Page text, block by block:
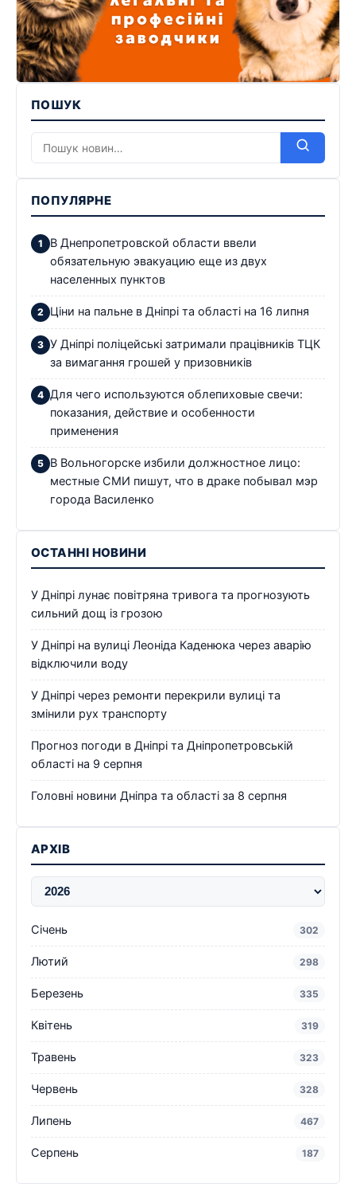
ПОШУК
ПОПУЛЯРНЕ
В Днепропетровской области ввели
обязательную эвакуацию еще из двух
населенных пунктов
Ціни на пальне в Дніпрі та області на 16 липня
У Дніпрі поліцейські затримали працівників ТЦК
за вимагання грошей у призовників
Для чего используются облепиховые свечи:
показания, действие и особенности
применения
В Вольногорске избили должностное лицо:
местные СМИ пишут, что в драке побывал мэр
города Василенко
ОСТАННІ НОВИНИ
У Дніпрі лунає повітряна тривога та прогнозують
сильний дощ із грозою
У Дніпрі на вулиці Леоніда Каденюка через аварію
відключили воду
У Дніпрі через ремонти перекрили вулиці та
змінили рух транспорту
Прогноз погоди в Дніпрі та Дніпропетровській
області на 9 серпня
Головні новини Дніпра та області за 8 серпня
АРХІВ
Січень 302
Лютий 298
Березень 335
Квітень 319
Травень 323
Червень 328
Липень 467
Серпень 187